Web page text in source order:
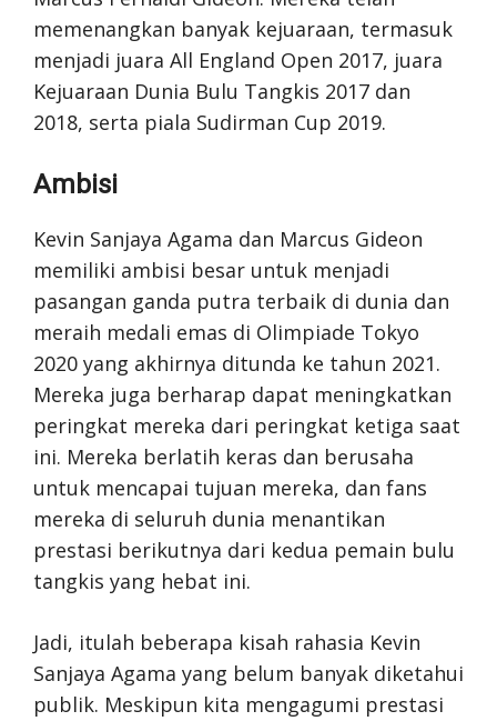
memenangkan banyak kejuaraan, termasuk
menjadi juara All England Open 2017, juara
Kejuaraan Dunia Bulu Tangkis 2017 dan
2018, serta piala Sudirman Cup 2019.
Ambisi
Kevin Sanjaya Agama dan Marcus Gideon
memiliki ambisi besar untuk menjadi
pasangan ganda putra terbaik di dunia dan
meraih medali emas di Olimpiade Tokyo
2020 yang akhirnya ditunda ke tahun 2021.
Mereka juga berharap dapat meningkatkan
peringkat mereka dari peringkat ketiga saat
ini. Mereka berlatih keras dan berusaha
untuk mencapai tujuan mereka, dan fans
mereka di seluruh dunia menantikan
prestasi berikutnya dari kedua pemain bulu
tangkis yang hebat ini.
Jadi, itulah beberapa kisah rahasia Kevin
Sanjaya Agama yang belum banyak diketahui
publik. Meskipun kita mengagumi prestasi